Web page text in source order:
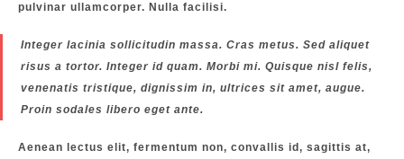
pulvinar ullamcorper. Nulla facilisi.
Integer lacinia sollicitudin massa. Cras metus. Sed aliquet
risus a tortor. Integer id quam. Morbi mi. Quisque nisl felis,
venenatis tristique, dignissim in, ultrices sit amet, augue.
Proin sodales libero eget ante.
Aenean lectus elit, fermentum non, convallis id, sagittis at,